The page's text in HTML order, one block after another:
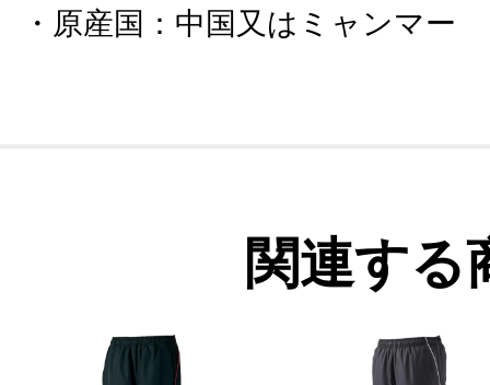
原産国 ： 中国又はミャンマー
関連する